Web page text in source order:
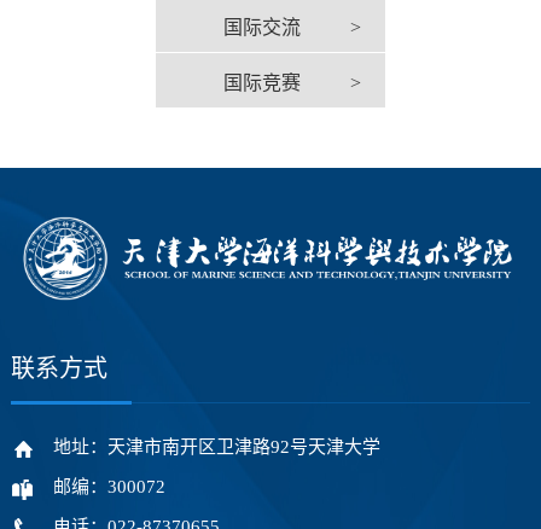
国际交流 >
国际竞赛 >
联系方式
地址：天津市南开区卫津路92号天津大学
邮编：300072